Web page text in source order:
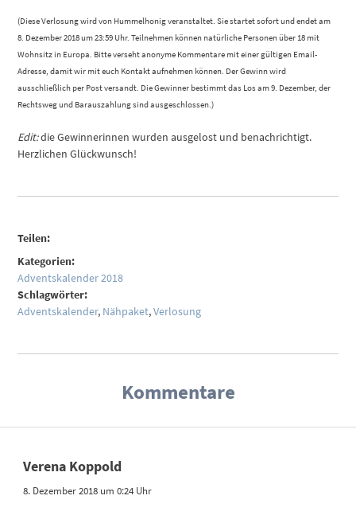
(Diese Verlosung wird von Hummelhonig veranstaltet. Sie startet sofort und endet am
8. Dezember 2018 um 23:59 Uhr. Teilnehmen können natürliche Personen über 18 mit
Wohnsitz in Europa. Bitte verseht anonyme Kommentare mit einer gültigen Email-
Adresse, damit wir mit euch Kontakt aufnehmen können. Der Gewinn wird
ausschließlich per Post versandt. Die Gewinner bestimmt das Los am 9. Dezember, der
Rechtsweg und Barauszahlung sind ausgeschlossen.)
Edit:die Gewinnerinnen wurden ausgelost und benachrichtigt.
Herzlichen Glückwunsch!
Teilen:
Kategorien:
Adventskalender 2018
Schlagwörter:
Adventskalender, Nähpaket,Verlosung
Kommentare
Verena Koppold
8. Dezember 2018 um 0:24 Uhr